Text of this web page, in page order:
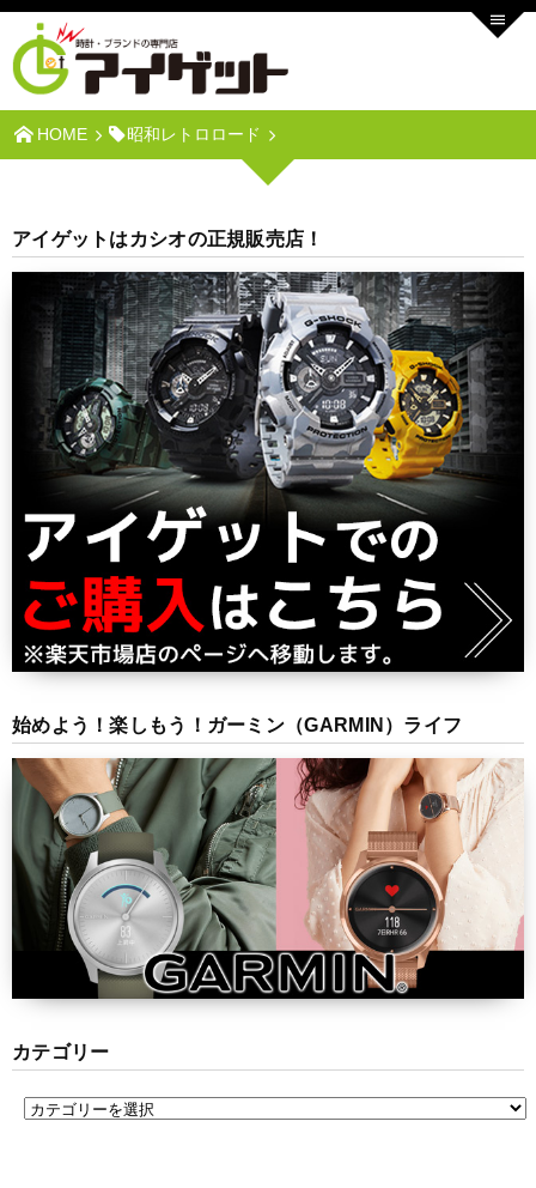
HOME 昭和レトロロード
アイゲットはカシオの正規販売店！
始めよう！楽しもう！ガーミン（GARMIN）ライフ
カテゴリー